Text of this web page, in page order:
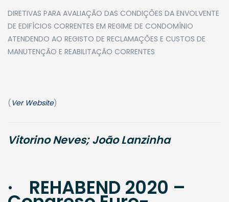
​DIRETIVAS PARA AVALIAÇÃO DAS CONDIÇÕES DA ENVOLVENTE
DE EDIFÍCIOS CORRENTES EM REGIME DE CONDOMÍNIO
ATENDENDO AO REGISTO DE RECLAMAÇÕES E CUSTOS DE
MANUTENÇÃO E REABILITAÇÃO CORRENTES
( Ver Website)
Vitorino Neves; João Lanzinha
· REHABEND 2020 –